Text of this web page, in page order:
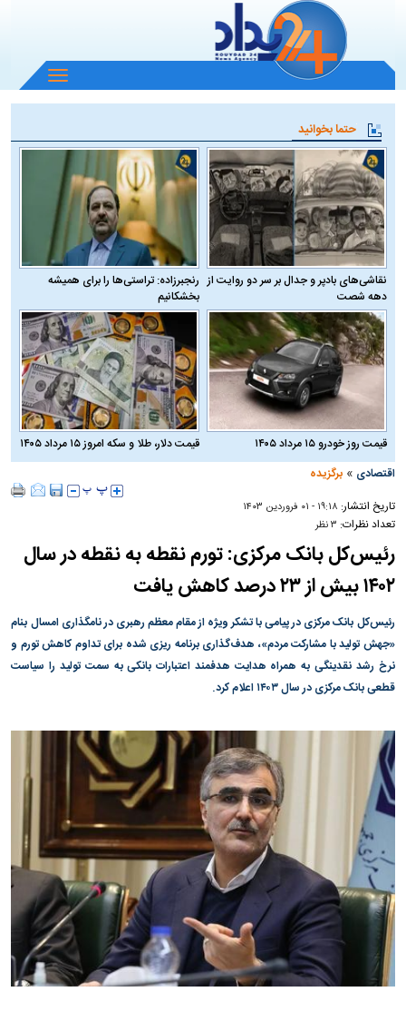
باز
و
منو
حتما بخوانید
نقاشی‌های بادپر و جدال بر سر دو روایت از
دهه شصت
رنجبرزاده: تراستی‌ها را برای همیشه
بخشکانیم
قیمت روز خودرو ۱۵ مرداد ۱۴۰۵
قیمت دلار، طلا و سکه امروز ۱۵ مرداد ۱۴۰۵
اقتصادی »برگزیده
تاریخ انتشار: ۱۹:۱۸ - ۰۱ فروردين ۱۴۰۳
تعداد نظرات: ۳ نظر
رئیس‌کل بانک مرکزی: تورم نقطه به نقطه در سال
۱۴۰۲ بیش از ۲۳ درصد کاهش یافت
رئیس‌کل بانک مرکزی در پیامی با تشکر ویژه از مقام معظم رهبری در نامگذاری امسال بنام
«جهش تولید با مشارکت مردم»، هدف‌گذاری برنامه ریزی شده برای تداوم کاهش تورم و
نرخ رشد نقدینگی به همراه هدایت هدفمند اعتبارات بانکی به سمت تولید را سیاست
قطعی بانک مرکزی در سال ۱۴۰۳ اعلام کرد.